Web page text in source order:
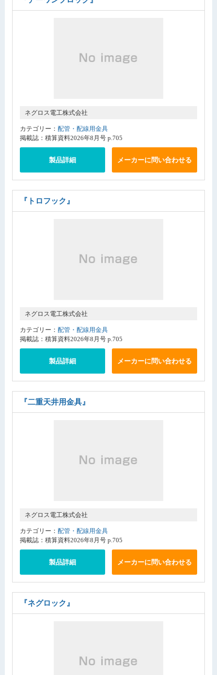
ネグロス電工株式会社
カテゴリー： 配管・配線用金具
掲載誌：積算資料2026年8月号 p.705
製品詳細 メーカーに問い合わせる
『トロフック』
ネグロス電工株式会社
カテゴリー： 配管・配線用金具
掲載誌：積算資料2026年8月号 p.705
製品詳細 メーカーに問い合わせる
『二重天井用金具』
ネグロス電工株式会社
カテゴリー： 配管・配線用金具
掲載誌：積算資料2026年8月号 p.705
製品詳細 メーカーに問い合わせる
『ネグロック』